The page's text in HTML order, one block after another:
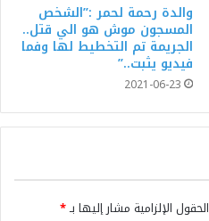
والدة رحمة لحمر :”الشخص
المسجون موش هو الي قتل..
الجريمة تم التخطيط لها وفما
فيديو يثبت..”
2021-06-23
الحقول الإلزامية مشار إليها بـ*